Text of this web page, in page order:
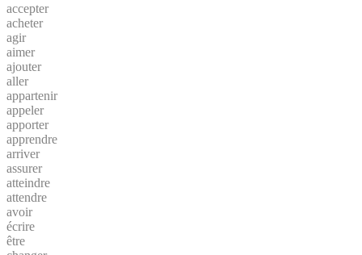
accepter
acheter
agir
aimer
ajouter
aller
appartenir
appeler
apporter
apprendre
arriver
assurer
atteindre
attendre
avoir
écrire
être